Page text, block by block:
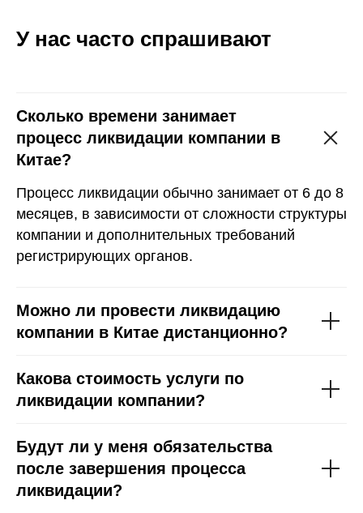
У нас часто спрашивают
Сколько времени занимает
процесс ликвидации компании в
Китае?
Процесс ликвидации обычно занимает от 6 до 8
месяцев, в зависимости от сложности структуры
компании и дополнительных требований
регистрирующих органов.
Можно ли провести ликвидацию
компании в Китае дистанционно?
Какова стоимость услуги по
ликвидации компании?
Будут ли у меня обязательства
после завершения процесса
ликвидации?